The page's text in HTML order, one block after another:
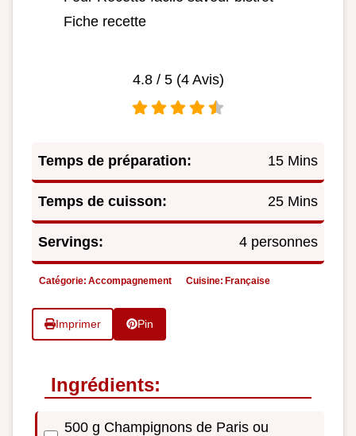
Fiche recette
4.8/ 5 (4Avis)
Temps de préparation: 15 Mins
Temps de cuisson: 25 Mins
Servings: 4 personnes
Catégorie: Accompagnement Cuisine: Française
Imprimer Pin
Ingrédients:
500 g Champignons de Paris ou